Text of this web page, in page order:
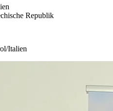
Republik
Italien